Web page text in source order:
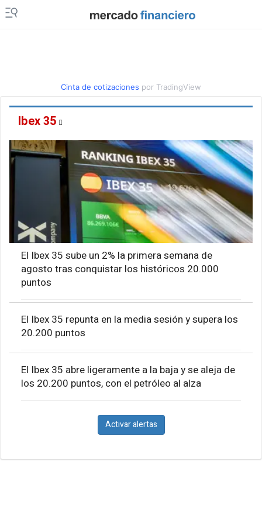
Cinta de cotizaciones por TradingView
Ibex 35
El Ibex 35 sube un 2% la primera semana de
agosto tras conquistar los históricos 20.000
puntos
El Ibex 35 repunta en la media sesión y supera los
20.200 puntos
El Ibex 35 abre ligeramente a la baja y se aleja de
los 20.200 puntos, con el petróleo al alza
Activar alertas